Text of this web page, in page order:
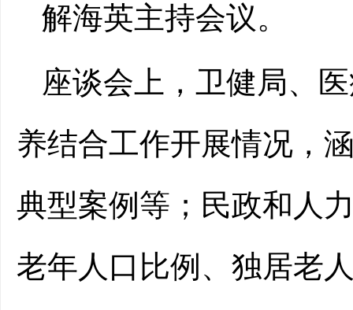
解海英主持会议。
座谈会上，卫健局、
养结合工作开展情况，
典型案例等；民政和人
老年人口比例、独居老